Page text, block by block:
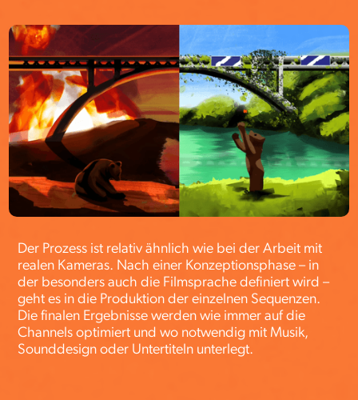
Der Prozess ist relativ ähnlich wie bei der Arbeit mit
realen Kameras. Nach einer Konzeptionsphase – in
der besonders auch die Filmsprache definiert wird –
geht es in die Produktion der einzelnen Sequenzen.
Die finalen Ergebnisse werden wie immer auf die
Channels optimiert und wo notwendig mit Musik,
Sounddesign oder Untertiteln unterlegt.